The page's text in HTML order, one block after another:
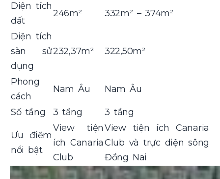
Diện tích
đất
246m² 332m² – 374m²
Diện tích
sàn sử
dụng
232,37m² 322,50m²
Phong
cách
Nam Âu Nam Âu
Số tầng 3 tầng 3 tầng
Ưu điểm
nổi bật
View tiện
ích Canaria
Club
View tiện ích Canaria
Club và trực diện sông
Đồng Nai